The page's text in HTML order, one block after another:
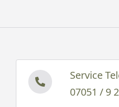
Service
07051 / 9